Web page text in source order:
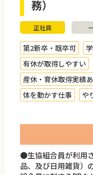
務）
正社員
第2新卒・既卒可
有休が取得しやすい
産休・育休取得実績
体を動かす仕事
や
●生協組合員が利用
品、及び日用雑貨）